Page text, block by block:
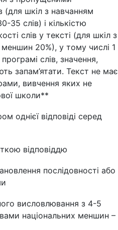
шкіл з навчанням
слів) і кількістю
слів у тексті (для шкіл з
20%), у тому числі 1
слів, значення,
запам’ятати. Текст не має
вивчення яких не
школи**
однієї відповіді серед
відповіддю
послідовності або
висловлювання з 4-5
національних меншин –